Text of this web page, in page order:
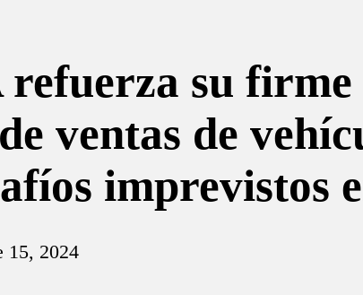
su firme
ventas de
imprevistos
15, 2024